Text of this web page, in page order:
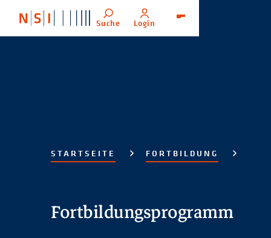
Suche Login
STARTSEITE FORTBILDUNG
Fortbildungsprogramm